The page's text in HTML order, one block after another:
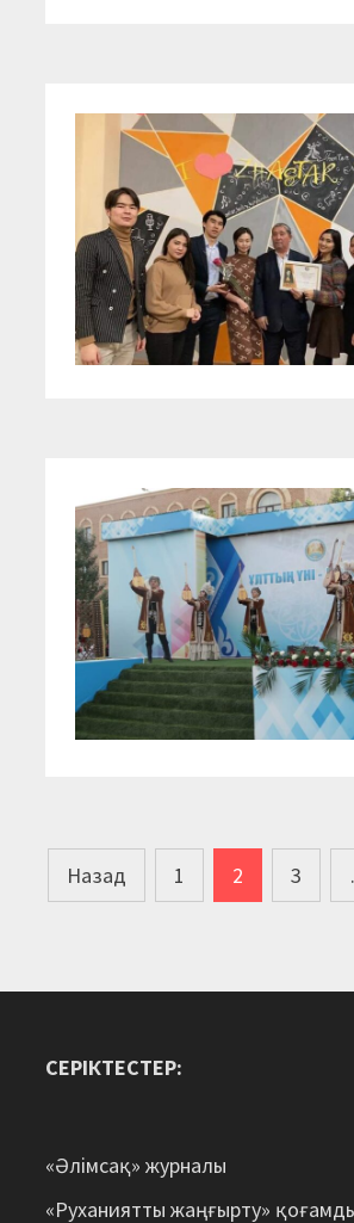
Пагинация
записей
Назад 1 2 3
СЕРІКТЕСТЕР:
«Әлімсақ» журналы
«Руханиятты жаңғырту»